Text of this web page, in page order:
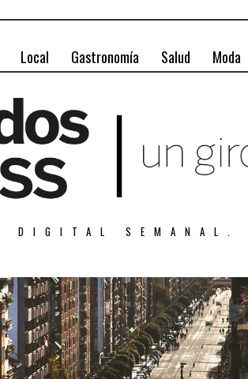
Local Gastronomía Salud Moda
DIGITAL